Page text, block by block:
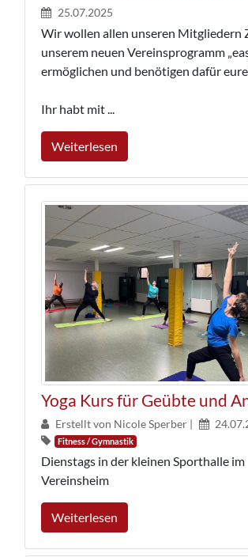
25.07.2025
Wir wollen allen unseren Mitgliedern
unserem neuen Vereinsprogramm
ermöglichen und benötigen dafür
Ihr habt mit ...
Weiterlesen
Yoga Kurs für Geübte und
Erstellt von Nicole Sperber |
Fitness / Gymnastik
Dienstags in der kleinen Sporthalle im
Vereinsheim
Weiterlesen